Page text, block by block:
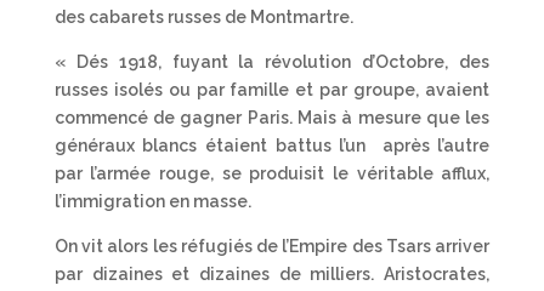
des cabarets russes de Montmartre.
« Dés 1918, fuyant la révolution d’Octobre, des
russes isolés ou par famille et par groupe, avaient
commencé de gagner Paris. Mais à mesure que les
généraux blancs étaient battus l’un après l’autre
par l’armée rouge, se produisit le véritable afflux,
l’immigration en masse.
On vit alors les réfugiés de l’Empire des Tsars arriver
par dizaines et dizaines de milliers. Aristocrates,